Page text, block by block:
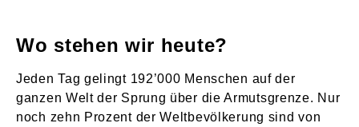
Wo stehen wir heute?
Jeden Tag gelingt 192’000 Menschen auf der
ganzen Welt der Sprung über die Armutsgrenze. Nur
noch zehn Prozent der Weltbevölkerung sind von